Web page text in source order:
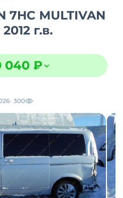
7HC MULTIVAN
2012 г.в.
040 ₽
300